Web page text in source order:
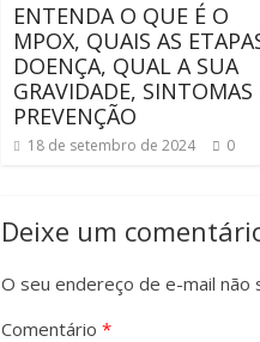
ENTENDA O QUE É O
MPOX, QUAIS AS
DOENÇA, QUAL A SUA
GRAVIDADE, SINTOMAS
PREVENÇÃO
18 de setembro de 2024 0
Deixe um
O seu endereço de e-mail não
Comentário *